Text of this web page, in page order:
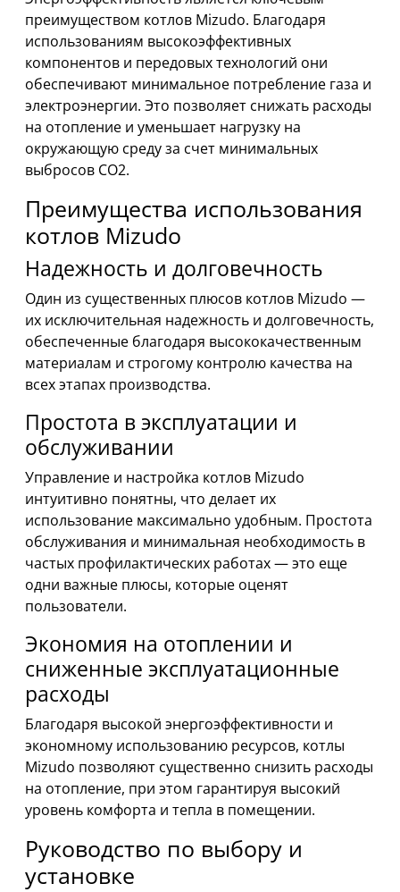
преимуществом котлов Mizudo. Благодаря
использованиям высокоэффективных
компонентов и передовых технологий они
обеспечивают минимальное потребление газа и
электроэнергии. Это позволяет снижать расходы
на отопление и уменьшает нагрузку на
окружающую среду за счет минимальных
выбросов CO2.
Преимущества использования
котлов Mizudo
Надежность и долговечность
Один из существенных плюсов котлов Mizudo —
их исключительная надежность и долговечность,
обеспеченные благодаря высококачественным
материалам и строгому контролю качества на
всех этапах производства.
Простота в эксплуатации и
обслуживании
Управление и настройка котлов Mizudo
интуитивно понятны, что делает их
использование максимально удобным. Простота
обслуживания и минимальная необходимость в
частых профилактических работах — это еще
одни важные плюсы, которые оценят
пользователи.
Экономия на отоплении и
сниженные эксплуатационные
расходы
Благодаря высокой энергоэффективности и
экономному использованию ресурсов, котлы
Mizudo позволяют существенно снизить расходы
на отопление, при этом гарантируя высокий
уровень комфорта и тепла в помещении.
Руководство по выбору и
установке